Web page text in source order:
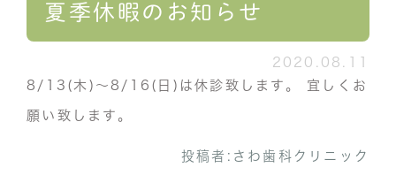
夏季休暇のお知らせ
2020.08.11
8/13(木)～8/16(日)は休診致します。 宜しくお
願い致します。
投稿者: さわ歯科クリニック